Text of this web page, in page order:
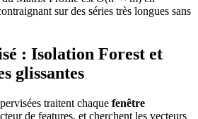
sur des séries très longues sans
: Isolation Forest et
glissantes
traitent chaque fenêtre
de features, et cherchent les vecteurs